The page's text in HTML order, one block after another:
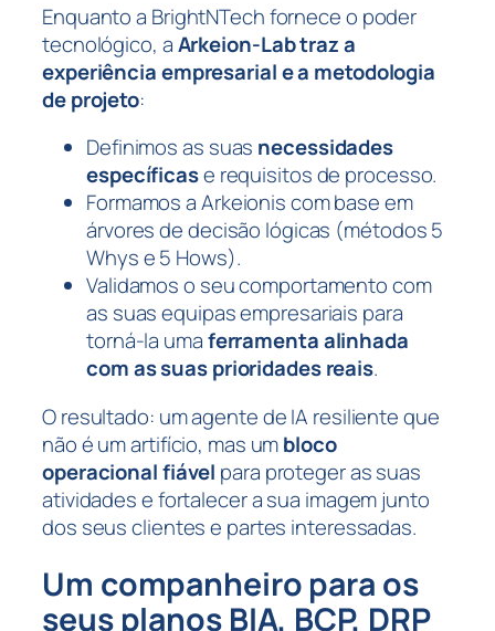
Enquanto a BrightNTech fornece o poder
tecnológico, aArkeion-Lab traz a
experiência empresarial e a metodologia
de projeto:
Definimos as suas necessidades
específicase requisitos de processo.
Formamos a Arkeionis com base em
árvores de decisão lógicas (métodos5
Whyse5 Hows).
Validamos o seu comportamento com
as suas equipas empresariais para
torná-la umaferramenta alinhada
com as suas prioridades reais.
O resultado: um agente de IA resiliente que
não é um artifício, mas umbloco
operacional fiável para proteger as suas
atividades e fortalecer a sua imagem junto
dos seus clientes e partes interessadas.
Um companheiro para os
seus planos BIA, BCP, DRP